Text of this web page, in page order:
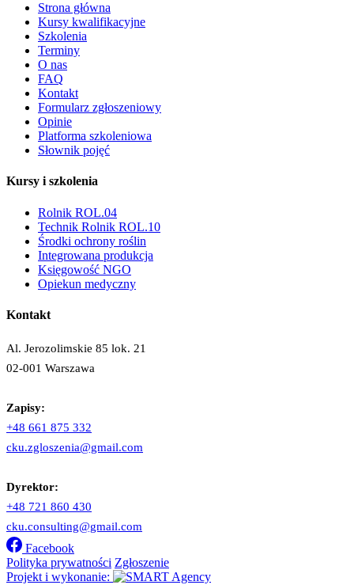
Strona główna
Kursy kwalifikacyjne
Szkolenia
Terminy
O nas
FAQ
Kontakt
Formularz zgłoszeniowy
Opinie
Platforma szkoleniowa
Słownik pojęć
Kursy i szkolenia
Rolnik ROL.04
Technik Rolnik ROL.10
Środki ochrony roślin
Integrowana produkcja
Księgowość NGO
Opiekun medyczny
Kontakt
Al. Jerozolimskie 85 lok. 21
02-001 Warszawa
Zapisy:
+48 661 875 332
cku.zgloszenia@gmail.com
Dyrektor:
+48 721 860 430
cku.consulting@gmail.com
Facebook
Polityka prywatności Zgłoszenie
Projekt i wykonanie: